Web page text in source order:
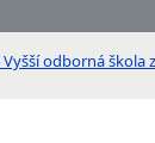
odborná škola